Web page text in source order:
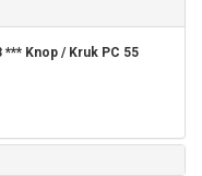
Knop / Kruk PC 55